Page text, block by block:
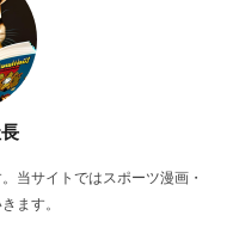
当サイトではスポーツ漫画・
ます。